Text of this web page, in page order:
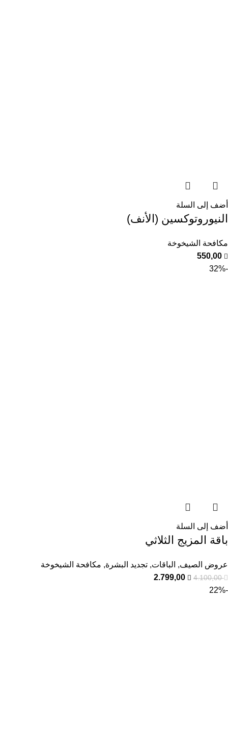
أضف إلى السلة
النيوروتوكسين (الأنف)
مكافحة الشيخوخة
550,00
-32%
أضف إلى السلة
باقة المزيج الثلاثي
عروض الصيف, الباقات, تجديد البشرة, مكافحة الشيخوخة
4.100,00
2.799,00
-22%